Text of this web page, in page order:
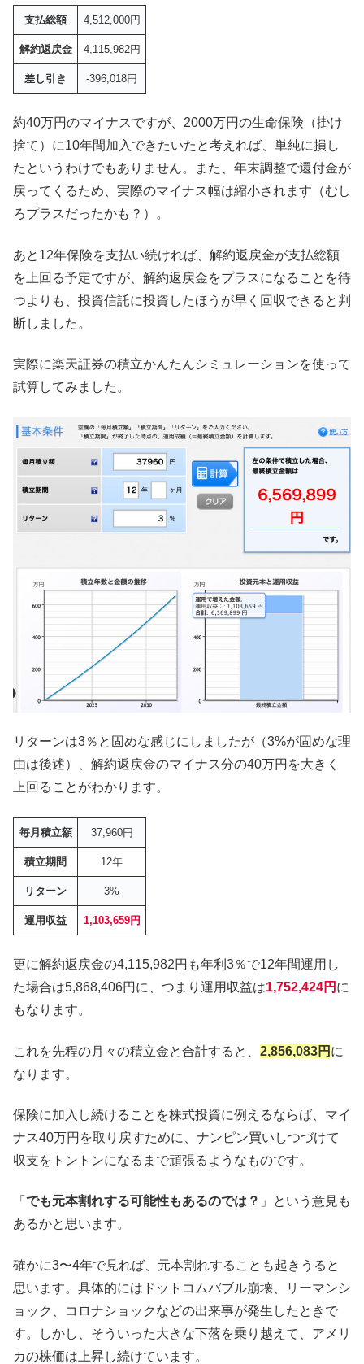
支払総額 4,512,000円
解約返戻金 4,115,982円
差し引き -396,018円
約40万円のマイナスですが、2000万円の生命保険（掛け
捨て）に10年間加入できたいたと考えれば、単純に損し
たというわけでもありません。また、年末調整で還付金が
戻ってくるため、実際のマイナス幅は縮小されます（むし
ろプラスだったかも？）。
あと12年保険を支払い続ければ、解約返戻金が支払総額
を上回る予定ですが、解約返戻金をプラスになることを待
つよりも、投資信託に投資したほうが早く回収できると判
断しました。
実際に楽天証券の積立かんたんシミュレーションを使って
試算してみました。
リターンは3％と固めな感じにしましたが（3%が固めな理
由は後述）、解約返戻金のマイナス分の40万円を大きく
上回ることがわかります。
毎月積立額 37,960円
積立期間 12年
リターン 3%
運用収益 1,103,659円
更に解約返戻金の4,115,982円も年利3％で12年間運用し
た場合は5,868,406円に、つまり運用収益は1,752,424円 に
もなります。
これを先程の月々の積立金と合計すると、 2,856,083円 に
なります。
保険に加入し続けることを株式投資に例えるならば、マイ
ナス40万円を取り戻すために、ナンピン買いしつづけて
収支をトントンになるまで頑張るようなものです。
「 でも元本割れする可能性もあるのでは？ 」という意見も
あるかと思います。
確かに3〜4年で見れば、元本割れすることも起きうると
思います。具体的にはドットコムバブル崩壊、リーマンシ
ョック、コロナショックなどの出来事が発生したときで
す。しかし、そういった大きな下落を乗り越えて、アメリ
カの株価は上昇し続けています。